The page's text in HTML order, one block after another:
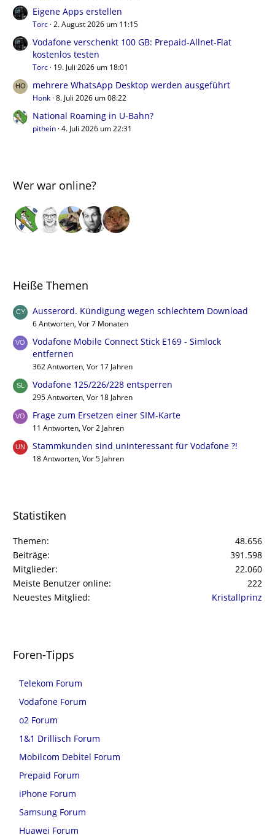
Eigene Apps erstellen
Torc 2. August 2026 um 11:15
Vodafone verschenkt 100 GB: Prepaid-Allnet-Flat
kostenlos testen
Torc 19. Juli 2026 um 18:01
mehrere WhatsApp Desktop werden ausgeführt
Honk 8. Juli 2026 um 08:22
National Roaming in U-Bahn?
pithein 4. Juli 2026 um 22:31
Wer war online?
Heiße Themen
Ausserord. Kündigung wegen schlechtem Download
6 Antworten, Vor 7 Monaten
Vodafone Mobile Connect Stick E169 - Simlock
entfernen
362 Antworten, Vor 17 Jahren
Vodafone 125/226/228 entsperren
295 Antworten, Vor 18 Jahren
Frage zum Ersetzen einer SIM-Karte
11 Antworten, Vor 2 Jahren
Stammkunden sind uninteressant für Vodafone ?!
18 Antworten, Vor 5 Jahren
Statistiken
Themen
48.656
Beiträge
391.598
Mitglieder
22.060
Meiste Benutzer online
222
Neuestes Mitglied
Kristallprinz
Foren-Tipps
Telekom Forum
Vodafone Forum
o2 Forum
1&1 Drillisch Forum
Mobilcom Debitel Forum
Prepaid Forum
iPhone Forum
Samsung Forum
Huawei Forum